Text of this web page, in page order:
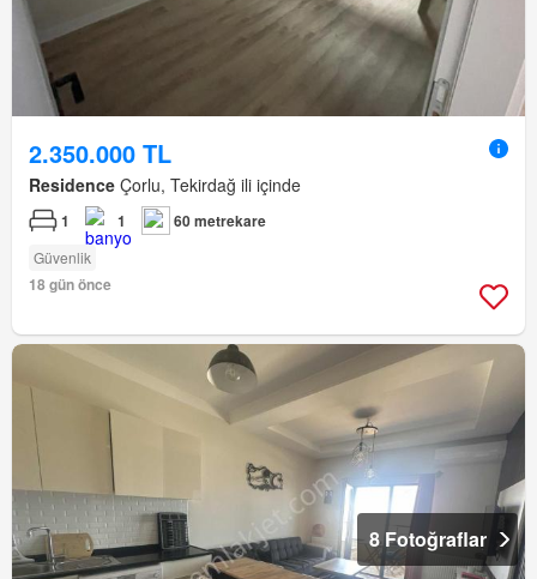
2.350.000 TL
Residence Çorlu, Tekirdağ ili içinde
1 1 60 metrekare
Güvenlik
18 gün önce
8 Fotoğraflar